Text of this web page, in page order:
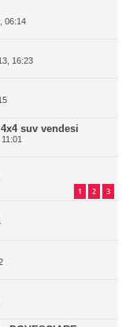
06:14
16:23
suv vendesi
1 2 3